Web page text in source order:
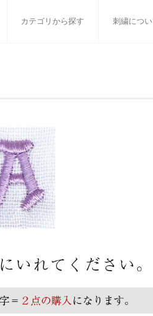
カテゴリから探す 刺繍につ
タオル雑貨